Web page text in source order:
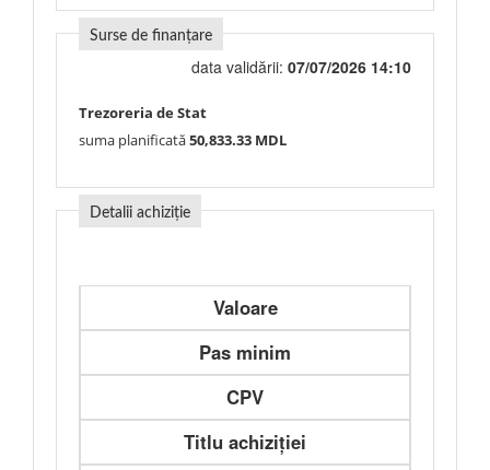
Surse de finanțare
data validării: 07/07/2026 14:10
Trezoreria de Stat
suma planificată50,833.33 MDL
Detalii achiziție
Valoare
Pas minim
CPV
Titlu achiziției